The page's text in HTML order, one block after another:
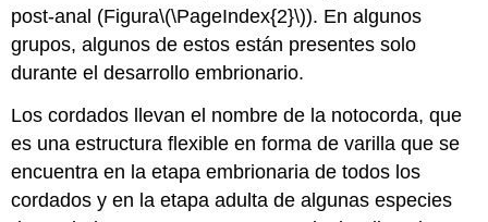
post-anal (Figura\(\PageIndex{2}\)). En algunos
grupos, algunos de estos están presentes solo
durante el desarrollo embrionario.
Los cordados llevan el nombre de la notocorda, que
es una estructura flexible en forma de varilla que se
encuentra en la etapa embrionaria de todos los
cordados y en la etapa adulta de algunas especies